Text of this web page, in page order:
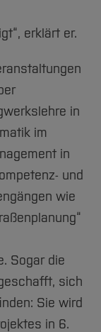
erklärt er.
in
im
in
und
wie
Sogar die
sich
Sie wird
in 6.